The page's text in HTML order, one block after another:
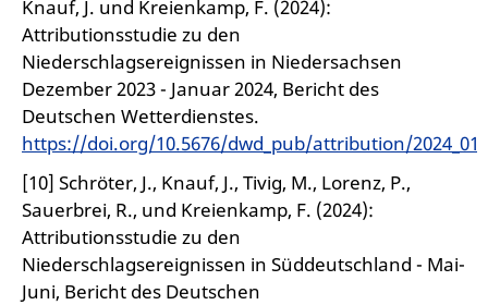
Knauf, J. und Kreienkamp, F. (2024):
Attributionsstudie zu den
Niederschlagsereignissen in Niedersachsen
Dezember 2023 - Januar 2024, Bericht des
Deutschen Wetterdienstes.
https://doi.org/10.5676/dwd_pub/attribution/2024_01
[10] Schröter, J., Knauf, J., Tivig, M., Lorenz, P.,
Sauerbrei, R., und Kreienkamp, F. (2024):
Attributionsstudie zu den
Niederschlagsereignissen in Süddeutschland - Mai-
Juni, Bericht des Deutschen